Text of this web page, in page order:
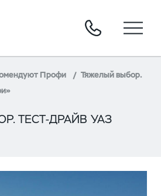
Профи
Тяжелый выбор.
ТЕСТ-ДРАЙВ УАЗ